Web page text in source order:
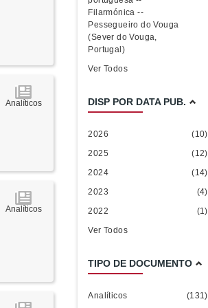
Analíticos
Analíticos
Filarmónica --
Pessegueiro do Vouga
(Sever do Vouga,
Portugal)
Ver Todos
DISP POR DATA PUB.
2026
(10)
2025
(12)
2024
(14)
2023
(4)
2022
(1)
Ver Todos
TIPO DE DOCUMENTO
Analíticos (131)